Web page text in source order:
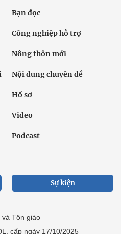
Bạn đọc
Công nghiệp hỗ trợ
Nông thôn mới
Nội dung chuyên đề
Hồ sơ
Video
Podcast
Sự kiện
và Tôn giáo
cấp ngày 17/10/2025